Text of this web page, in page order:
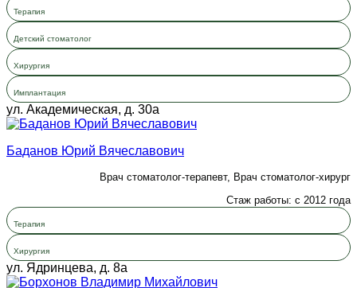
Терапия
Детский стоматолог
Хирургия
Имплантация
ул. Академическая, д. 30а
Баданов Юрий Вячеславович
Врач стоматолог-терапевт, Врач стоматолог-хирург
Стаж работы: с 2012 года
Терапия
Хирургия
ул. Ядринцева, д. 8а